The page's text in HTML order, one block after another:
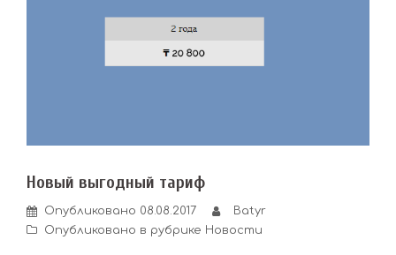
Новый выгодный тариф
Опубликовано 08.08.2017
Batyr
Опубликовано в рубрике Новости